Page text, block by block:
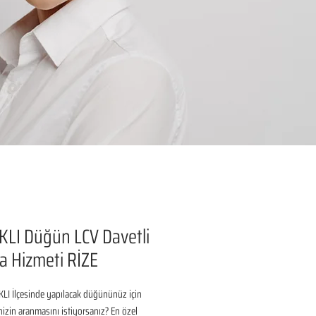
Düğün LCV Davetli
Hizmeti RİZE
İlçesinde yapılacak düğününüz için
aranmasını istiyorsanız? En özel